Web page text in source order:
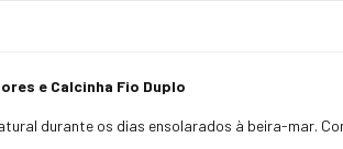
e Calcinha Fio Duplo
durante os dias ensolarados à beira-mar.